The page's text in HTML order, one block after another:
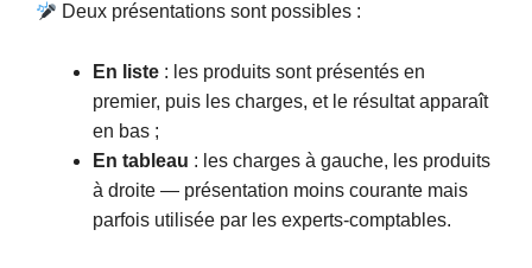
Deux présentations sont possibles :
En liste : les produits sont présentés en
premier, puis les charges, et le résultat apparaît
en bas ;
En tableau : les charges à gauche, les produits
à droite — présentation moins courante mais
parfois utilisée par les experts-comptables.